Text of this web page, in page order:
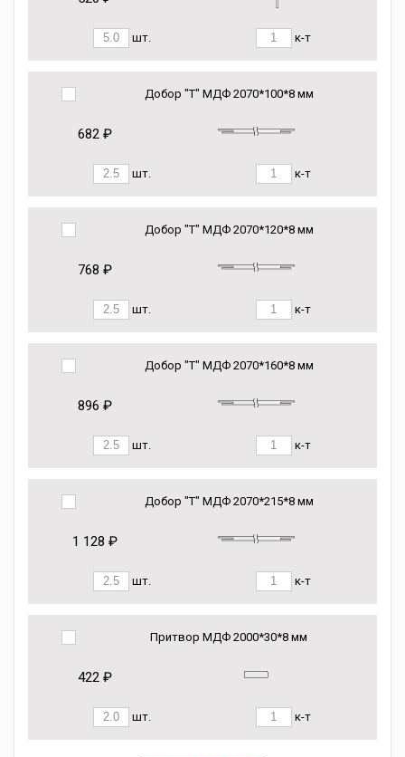
шт. к-т
Добор "Т" МДФ 2070*100*8 мм
682 ₽
шт. к-т
Добор "Т" МДФ 2070*120*8 мм
768 ₽
шт. к-т
Добор "Т" МДФ 2070*160*8 мм
896 ₽
шт. к-т
Добор "Т" МДФ 2070*215*8 мм
1 128 ₽
шт. к-т
Притвор МДФ 2000*30*8 мм
422 ₽
шт. к-т